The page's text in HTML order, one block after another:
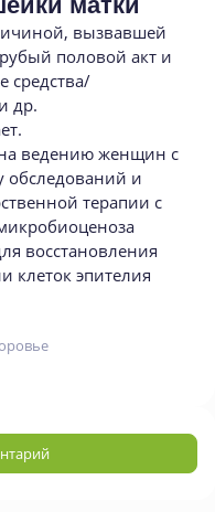
вызвавшей
половой акт и
средства/
др.
ведению женщин с
обследований и
терапии с
восстановления
клеток эпителия